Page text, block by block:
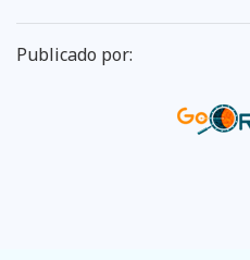
Publicado por: